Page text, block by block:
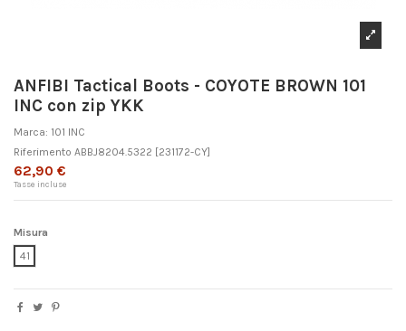
ANFIBI Tactical Boots - COYOTE BROWN 101
INC con zip YKK
Marca: 101 INC
Riferimento ABBJ8204.5322 [231172-CY]
62,90 €
Tasse incluse
Misura
41